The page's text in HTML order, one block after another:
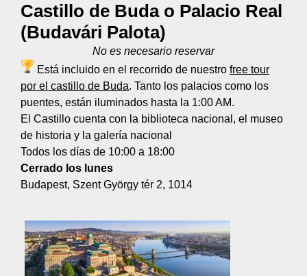
Castillo de Buda o Palacio Real
(Budavári Palota)
No es necesario reservar
Está incluido en el recorrido de nuestro free tour
por el castillo de Buda. Tanto los palacios como los
puentes, están iluminados hasta la 1:00 AM.
El Castillo cuenta con la biblioteca nacional, el museo
de historia y la galería nacional
Todos los días de 10:00 a 18:00
Cerrado los lunes
Budapest, Szent György tér 2, 1014